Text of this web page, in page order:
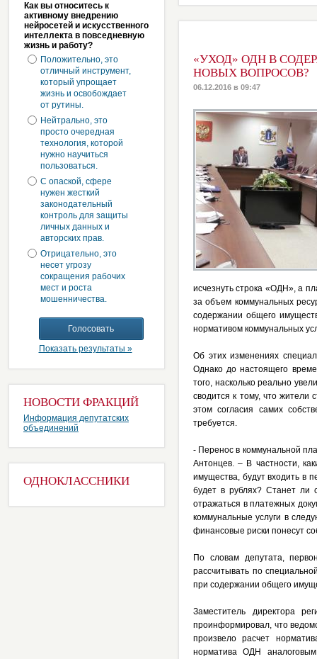
Как вы относитесь к
активному внедрению
нейросетей и искусственного
интеллекта в повседневную
жизнь и работу?
Положительно, это
отличный инструмент,
который упрощает
жизнь и освобождает
от рутины.
Нейтрально, это
просто очередная
технология, которой
нужно научиться
пользоваться.
С опаской, сфере
нужен жесткий
законодательный
контроль для защиты
личных данных и
авторских прав.
Отрицательно, это
несет угрозу
сокращения рабочих
мест и роста
мошенничества.
Показать результаты »
НОВОСТИ ФРАКЦИЙ
Информация депутатских
объединений
ОДНОКЛАССНИКИ
«УХОД» ОДН В
НОВЫХ ВОПРОСОВ?
06.12.2016 в 09:47
исчезнуть строка «ОДН», а
за объем коммунальных
содержании общего
нормативом коммунальных
Об этих изменениях
Однако до настоящего
того, насколько реально
сводится к тому, что жители
этом согласия самих
требуется.
- Перенос в коммунальной
Антонцев. – В частности,
имущества, будут входить в
будет в рублях? Станет ли
отражаться в платежных
коммунальные услуги в
финансовые риски понесут
По словам депутата,
рассчитывать по
при содержании общего
Заместитель директора
проинформировал, что
произвело расчет
норматива ОДН